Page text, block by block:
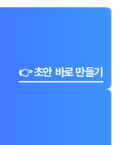
👉 초안 바로 만들기